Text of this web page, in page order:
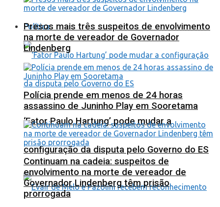
Política
‘Fator Paulo Hartung’ pode mudar a
configuração da disputa pelo Governo do ES
Presos mais três suspeitos de envolvimento
na morte de vereador de Governador
Lindenberg
Polícia prende em menos de 24 horas
assassino de Juninho Play em Sooretama
Continuam na cadeia: suspeitos de
envolvimento na morte de vereador de
Governador Lindenberg têm prisão
prorrogada